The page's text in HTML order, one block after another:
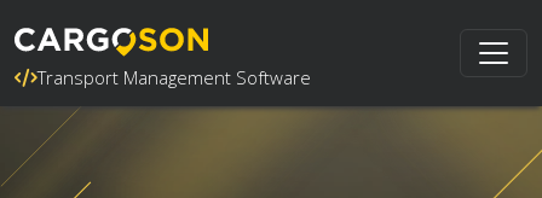
Transport Management Software